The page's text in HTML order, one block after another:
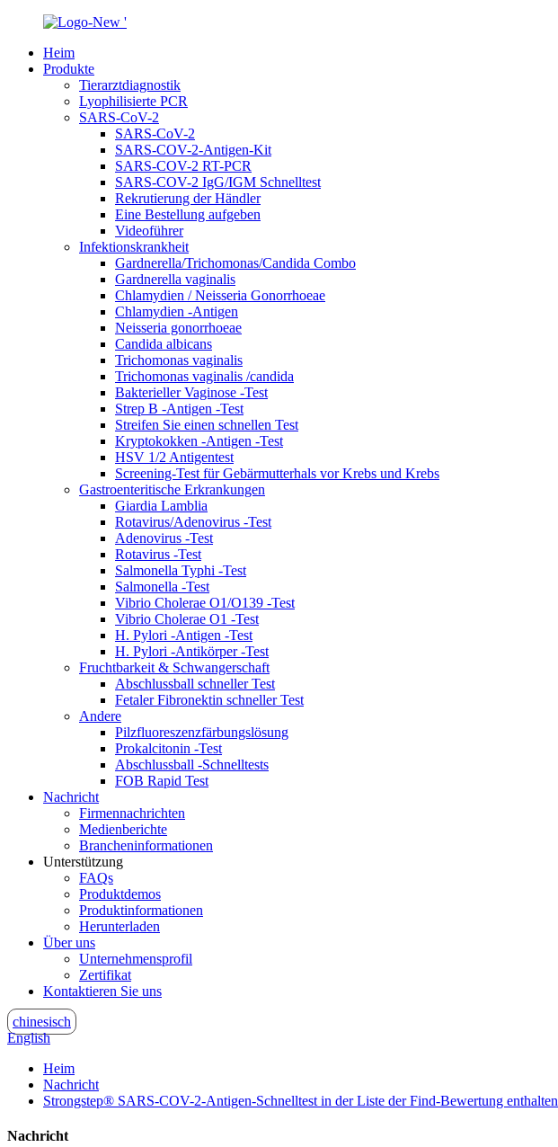
Heim
Produkte
Tierarztdiagnostik
Lyophilisierte PCR
SARS-CoV-2
SARS-CoV-2
SARS-COV-2-Antigen-Kit
SARS-COV-2 RT-PCR
SARS-COV-2 IgG/IGM Schnelltest
Rekrutierung der Händler
Eine Bestellung aufgeben
Videoführer
Infektionskrankheit
Gardnerella/Trichomonas/Candida Combo
Gardnerella vaginalis
Chlamydien / Neisseria Gonorrhoeae
Chlamydien -Antigen
Neisseria gonorrhoeae
Candida albicans
Trichomonas vaginalis
Trichomonas vaginalis /candida
Bakterieller Vaginose -Test
Strep B -Antigen -Test
Streifen Sie einen schnellen Test
Kryptokokken -Antigen -Test
HSV 1/2 Antigentest
Screening-Test für Gebärmutterhals vor Krebs und Krebs
Gastroenteritische Erkrankungen
Giardia Lamblia
Rotavirus/Adenovirus -Test
Adenovirus -Test
Rotavirus -Test
Salmonella Typhi -Test
Salmonella -Test
Vibrio Cholerae O1/O139 -Test
Vibrio Cholerae O1 -Test
H. Pylori -Antigen -Test
H. Pylori -Antikörper -Test
Fruchtbarkeit & Schwangerschaft
Abschlussball schneller Test
Fetaler Fibronektin schneller Test
Andere
Pilzfluoreszenzfärbungslösung
Prokalcitonin -Test
Abschlussball -Schnelltests
FOB Rapid Test
Nachricht
Firmennachrichten
Medienberichte
Brancheninformationen
Unterstützung
FAQs
Produktdemos
Produktinformationen
Herunterladen
Über uns
Unternehmensprofil
Zertifikat
Kontaktieren Sie uns
chinesisch
English
Heim
Nachricht
Strongstep® SARS-COV-2-Antigen-Schnelltest in der Liste der Find-Bewertung enthalten
Nachricht